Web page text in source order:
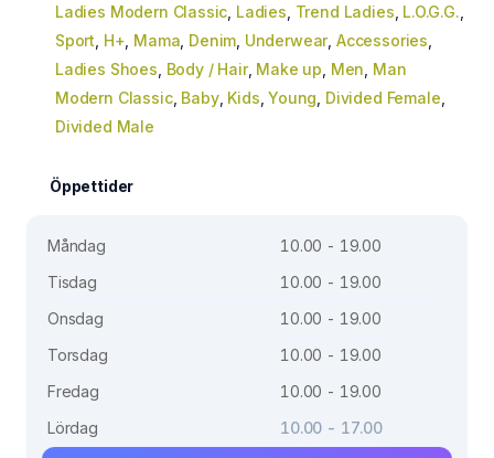
Ladies Modern Classic Ladies Trend Ladies L.O.G.G.
Sport H+ Mama Denim Underwear, Accessories
Ladies Shoes Body / Hair, Make up Men Man
Modern Classic, Baby, Kids ,Young Divided Female
Divided Male
Öppettider
Måndag
10.00 - 19.00
Tisdag
10.00 - 19.00
Onsdag
10.00 - 19.00
Torsdag
10.00 - 19.00
Fredag
10.00 - 19.00
Lördag
10.00 - 17.00